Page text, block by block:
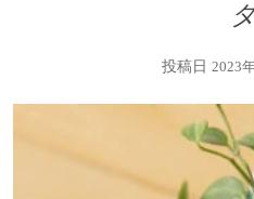
タ
投稿日 2023